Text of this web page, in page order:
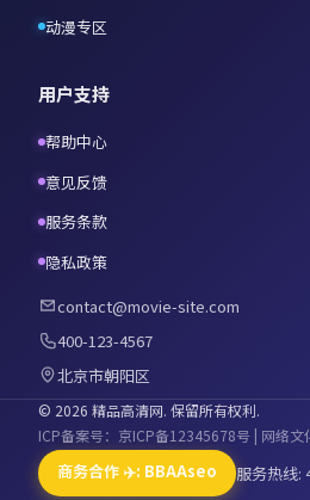
动漫专区
用户支持
帮助中心
意见反馈
服务条款
隐私政策
contact@movie-site.com
400-123-4567
北京市朝阳区
© 2026 精品高清网. 保留所有权利.
ICP备案号：京ICP备12345678号 | 网络文
商务合作 ✈️: BBAAseo 服务热线: